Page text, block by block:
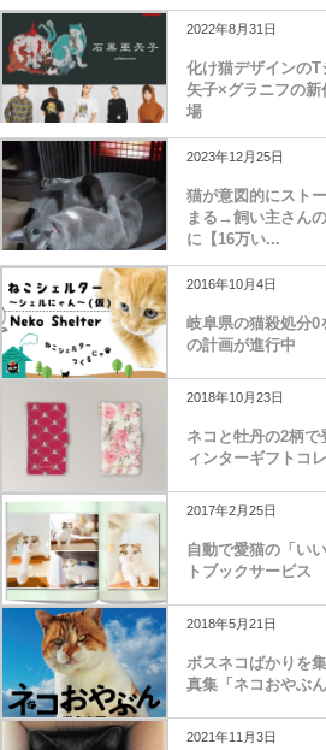
2022年8月31日
化け猫デザインの
矢子×グラニフの
場
2023年12月25日
猫が意図的にスト
まる→飼い主さん
に【16万い...
2016年10月4日
岐阜県の猫殺処分0
の計画が進行中
2018年10月23日
ネコと牡丹の2柄
ィンターギフトコ
2017年2月25日
自動で愛猫の「い
トブックサービス
2018年5月21日
ボスネコばかりを
真集「ネコおやぶん
2021年11月3日